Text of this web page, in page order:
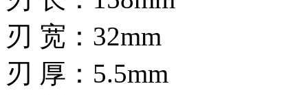
刃 宽：32mm
刃 厚：5.5mm